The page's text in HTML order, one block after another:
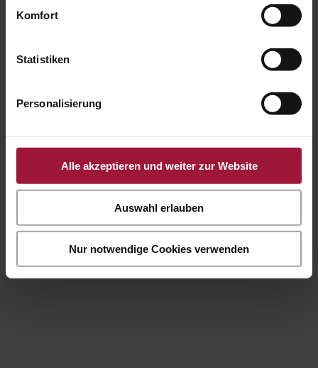
Komfort
Statistiken
Personalisierung
Alle akzeptieren und weiter zur Website
Auswahl erlauben
Nur notwendige Cookies verwenden
Landhendl
Wintergarten|Bio-Hendl|Maishendl